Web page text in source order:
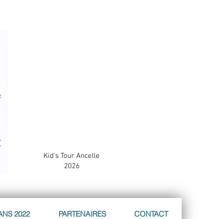
Kid's Tour Ancelle
2026
2022 PARTENAIRES CONTACT